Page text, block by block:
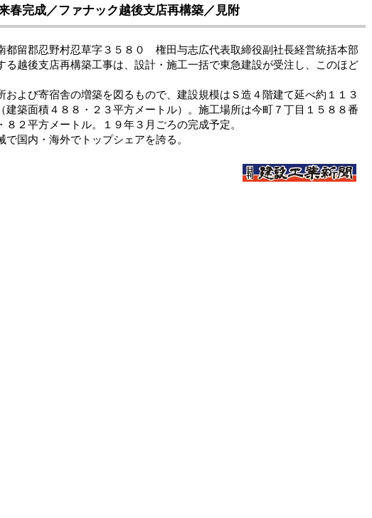
春完成／ファナック越後支店再構築／見附
都留郡忍野村忍草字３５８０ 権田与志広代表取締役副社長経営統括本部
る越後支店再構築工事は、設計・施工一括で東急建設が受注し、このほど
よび寄宿舎の増築を図るもので、建設規模はＳ造４階建て延べ約１１３
建築面積４８８・２３平方メートル）。施工場所は今町７丁目１５８８番
２平方メートル。１９年３月ごろの完成予定。
国内・海外でトップシェアを誇る。